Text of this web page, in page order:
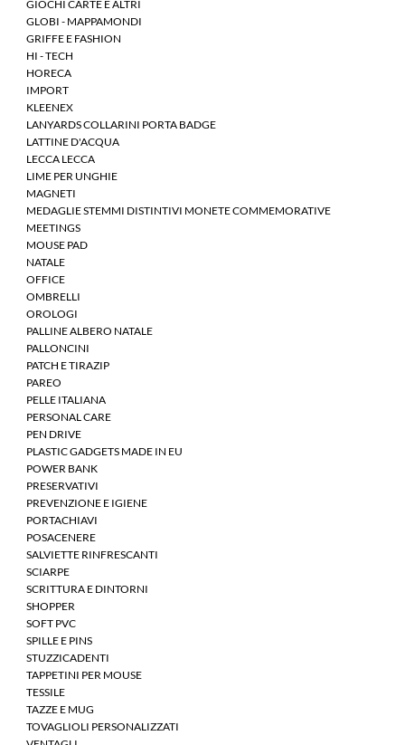
GIOCHI CARTE E ALTRI
GLOBI - MAPPAMONDI
GRIFFE E FASHION
HI - TECH
HORECA
IMPORT
KLEENEX
LANYARDS COLLARINI PORTA BADGE
LATTINE D'ACQUA
LECCA LECCA
LIME PER UNGHIE
MAGNETI
MEDAGLIE STEMMI DISTINTIVI MONETE COMMEMORATIVE
MEETINGS
MOUSE PAD
NATALE
OFFICE
OMBRELLI
OROLOGI
PALLINE ALBERO NATALE
PALLONCINI
PATCH E TIRAZIP
PAREO
PELLE ITALIANA
PERSONAL CARE
PEN DRIVE
PLASTIC GADGETS MADE IN EU
POWER BANK
PRESERVATIVI
PREVENZIONE E IGIENE
PORTACHIAVI
POSACENERE
SALVIETTE RINFRESCANTI
SCIARPE
SCRITTURA E DINTORNI
SHOPPER
SOFT PVC
SPILLE E PINS
STUZZICADENTI
TAPPETINI PER MOUSE
TESSILE
TAZZE E MUG
TOVAGLIOLI PERSONALIZZATI